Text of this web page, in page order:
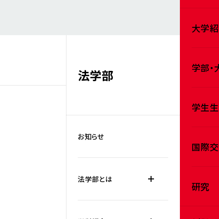
大学
学部
学生
国際
研究
法学部
お知らせ
法学部とは